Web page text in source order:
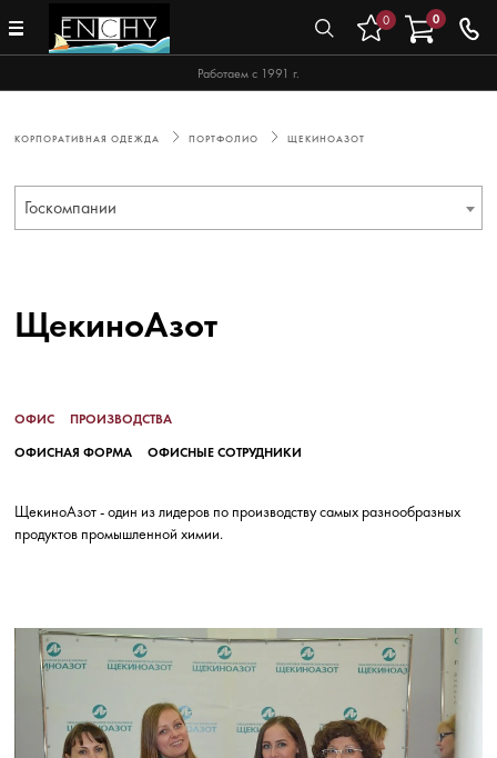
Работаем с 1991 г.
0 0
КОРПОРАТИВНАЯ ОДЕЖДА ПОРТФОЛИО ЩЕКИНОАЗОТ
Госкомпании
ЩекиноАзот
ОФИС
ПРОИЗВОДСТВА
ОФИСНАЯ ФОРМА
ОФИСНЫЕ СОТРУДНИКИ
ЩекиноАзот - один из лидеров по производству самых разнообразных
продуктов промышленной химии.